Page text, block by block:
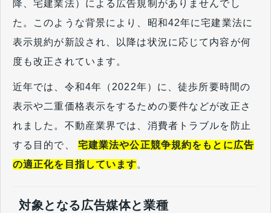
降、宅建業法）による広告規制がありませんでし
た。このような背景により、昭和42年に宅建業法に
表示規約が新設され、以降は状況に応じて内容が何
度も改正されています。
近年では、令和4年（2022年）に、徒歩所要時間の
表示や二重価格表示をするための要件などが改正さ
れました。不動産業界では、消費者トラブルを防止
する目的で、 宅建業法や公正競争規約をもとに広告
の適正化を目指しています。
対象となる広告媒体と業種